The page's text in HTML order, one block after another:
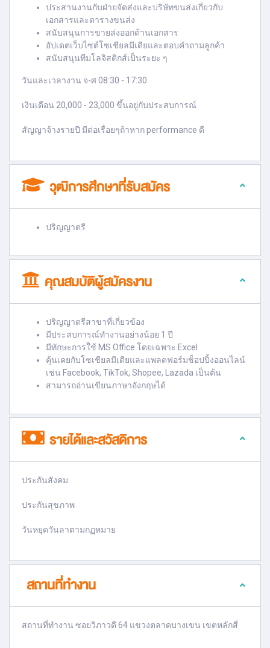
ประสานงานกับฝ่ายจัดส่งและบริษัทขนส่งเกี่ยวกับ
เอกสารและตารางขนส่ง
สนับสนุนการขายส่งออกด้านเอกสาร
อัปเดตเว็บไซต์โซเชียลมีเดียและตอบคำถามลูกค้า
สนับสนุนทีมโลจิสติกส์เป็นระยะ ๆ
วันและเวลางาน จ-ศ 08:30 - 17:30
เงินเดือน 20,000 - 23,000 ขึ้นอยู่กับประสบการณ์
สัญญาจ้างรายปี มีต่อเรื่อยๆถ้าหาก performance ดี
วุฒิการศึกษาที่รับสมัคร
ปริญญาตรี
คุณสมบัติผู้สมัครงาน
ปริญญาตรีสาขาที่เกี่ยวข้อง
มีประสบการณ์ทำงานอย่างน้อย 1 ปี
มีทักษะการใช้ MS Office โดยเฉพาะ Excel
คุ้นเคยกับโซเชียลมีเดียและแพลตฟอร์มช็อปปิ้งออนไลน์
เช่น Facebook, TikTok, Shopee, Lazada เป็นต้น
สามารถอ่านเขียนภาษาอังกฤษได้
รายได้และสวัสดิการ
ประกันสังคม
ประกันสุขภาพ
วันหยุดวันลาตามกฏหมาย
สถานที่ทำงาน
สถานที่ทำงาน ซอยวิภาวดี 64 แขวงตลาดบางเขน เขตหลักสี่